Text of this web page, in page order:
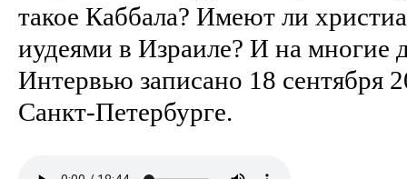
такое Каббала? Имеют ли
иудеями в Израиле? И на многие
Интервью записано 18 сентября
Санкт-Петербурге.